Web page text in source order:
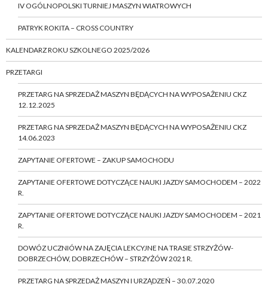
IV OGÓLNOPOLSKI TURNIEJ MASZYN WIATROWYCH
PATRYK ROKITA – CROSS COUNTRY
KALENDARZ ROKU SZKOLNEGO 2025/2026
PRZETARGI
PRZETARG NA SPRZEDAŻ MASZYN BĘDĄCYCH NA WYPOSAŻENIU CKZ
12.12.2025
PRZETARG NA SPRZEDAŻ MASZYN BĘDĄCYCH NA WYPOSAŻENIU CKZ
14.06.2023
ZAPYTANIE OFERTOWE – ZAKUP SAMOCHODU
ZAPYTANIE OFERTOWE DOTYCZĄCE NAUKI JAZDY SAMOCHODEM – 2022
R.
ZAPYTANIE OFERTOWE DOTYCZĄCE NAUKI JAZDY SAMOCHODEM – 2021
R.
DOWÓZ UCZNIÓW NA ZAJĘCIA LEKCYJNE NA TRASIE STRZYŻÓW-
DOBRZECHÓW, DOBRZECHÓW – STRZYŻÓW 2021 R.
PRZETARG NA SPRZEDAŻ MASZYN I URZĄDZEŃ – 30.07.2020